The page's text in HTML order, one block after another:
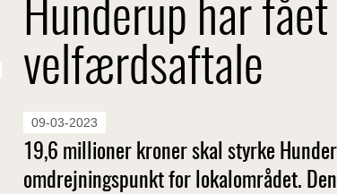
Hunderup har fået
velfærdsaftale
09-03-2023
19,6 millioner kroner skal styrke
omdrejningspunkt for lokalområdet.